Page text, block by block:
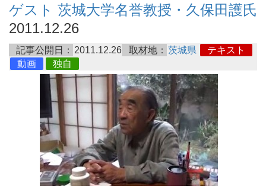
ゲスト 茨城大学名誉教授・久保田護氏
2011.12.26
記事公開日： 2011.12.26 取材地： 茨城県
テキスト
動画
独自